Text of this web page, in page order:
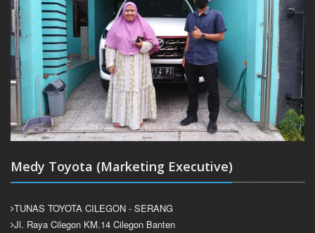
Medy Toyota (Marketing Executive)
TUNAS TOYOTA CILEGON - SERANG
Jl. Raya Cilegon KM.14 Cilegon Banten